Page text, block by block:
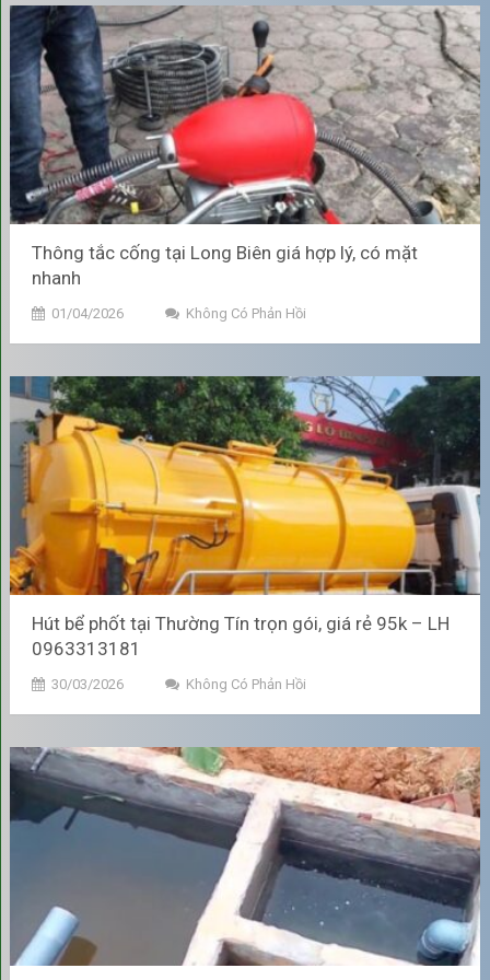
thống ống thoát nước và tiết kiệm đáng kể chi phí sửa chữa
phát sinh.
Bảo vệ sức khỏe, duy trì không
gian sống trong lành
Loại bỏ mùi hôi:Khi bể phốt đầy, khí Mê-tan và các loại khí
độc khác (do chất thải phân hủy) không thoát đi được sẽ đi
ngược lên theo đường ống, gây ra mùi hôi thối nồng nặc
trong nhà vệ sinh và khu vực xung quanh. Việc hút bể phốt
giúp loại bỏ nguồn gốc của mùi hôi này.
Ngăn ngừa mầm bệnh:Nước thải bị ứ đọng hoặc tràn ra
ngoài là môi trường lý tưởng để vi khuẩn, côn trùng (ruồi,
muỗi) sinh sôi, làm tăng nguy cơ lây lan các bệnh truyền
nhiễm, đặc biệt là ảnh hưởng đến trẻ nhỏ và người lớn tuổi.
Bể phốt đầy có thể gây mùi hôi khó chịu, thu hút côn trùng
như ruồi, muỗi, gián và là nguồn lây vi khuẩn, khí độc gây
bệnh đường hô hấp, tiêu hóa hay các vấn đề về da. Hút bể
phốt định kỳ giúp duy trì môi trường sống sạch sẽ, thoáng
mát và bảo vệ sức khỏe cả gia đình.
Kéo Dài Tuổi Thọ Công Trình
Chất thải lắng lâu ngày trong bể phốt làm giảm hiệu suất hệ
thống xử lý nước thải, dẫn đến rò rỉ, thấm dột, ảnh hưởng đến
Bể phốt đầy gây áp lực lớn lên thành và đáy bể, về lâu dài có
thể dẫn đếnnứt, vỡ, rò rỉhệ thống. Chất thải rò rỉ còn có thể
thấm vào tường, móng nhà, gây hư hỏng công trình.
Tránh sự cố khẩn cấp, giảm chi
phí phát sinh
Bể phốt đầy đột ngột có thể gây trào ngược nước thải lên
Thông tắc cống tại Long Biên giá hợp lý, có mặt
nhanh
01/04/2026 Không Có Phản Hồi
Hút bể phốt tại Thường Tín trọn gói, giá rẻ 95k – LH
0963313181
30/03/2026 Không Có Phản Hồi